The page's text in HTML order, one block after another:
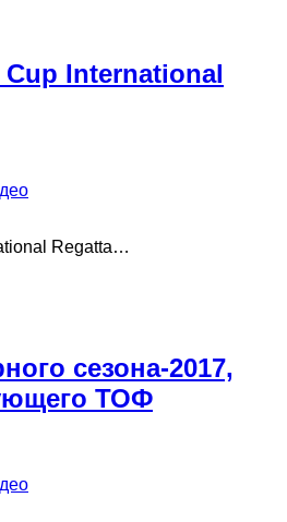
International
Regatta…
сезона-2017,
ТОФ